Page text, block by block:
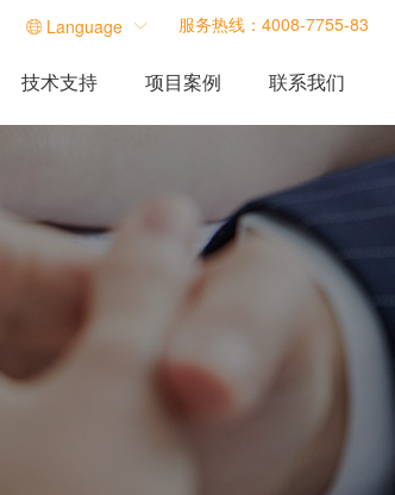
服务热线：4008-7755-83
Language 
技术支持 项目案例 联系我们